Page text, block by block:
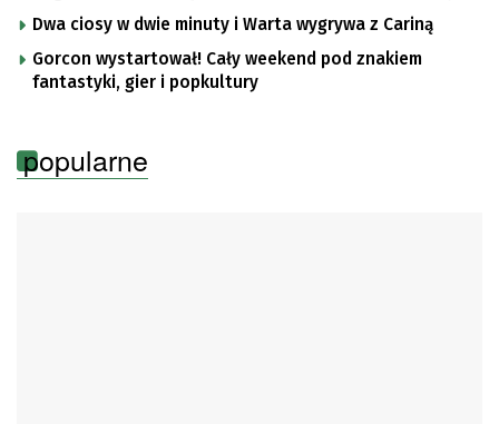
Dwa ciosy w dwie minuty i Warta wygrywa z Cariną
Gorcon wystartował! Cały weekend pod znakiem
fantastyki, gier i popkultury
popularne